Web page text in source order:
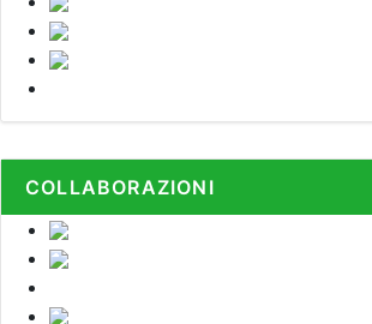
COLLABORAZIONI